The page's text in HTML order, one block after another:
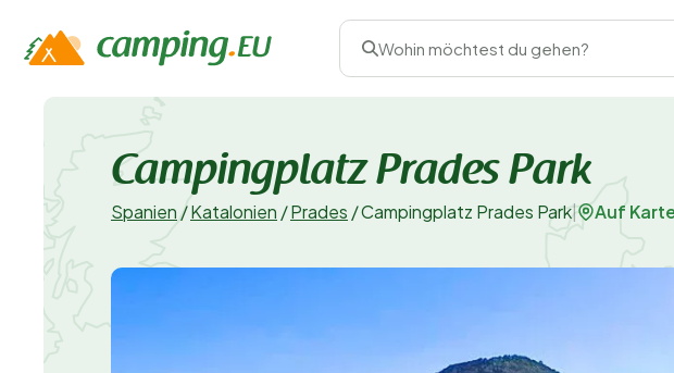
Wohin möchtest du gehen?
Campingplatz Prades Park
Spanien /Katalonien /Prades /Campingplatz Prades Park Auf